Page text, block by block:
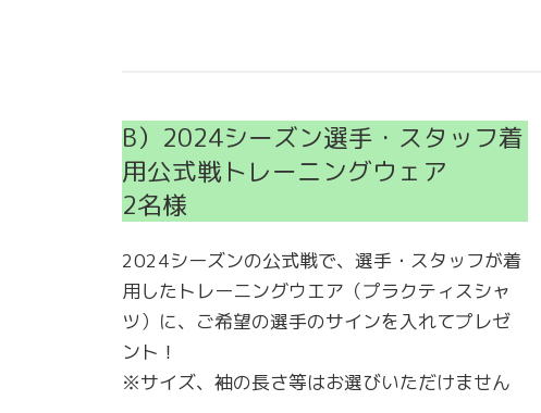
B）2024シーズン選手・スタッフ着
用公式戦トレーニングウェア
2名様
2024シーズンの公式戦で、選手・スタッフが着
用したトレーニングウエア（プラクティスシャ
ツ）に、ご希望の選手のサインを入れてプレゼ
ント！
※サイズ、袖の長さ等はお選びいただけません